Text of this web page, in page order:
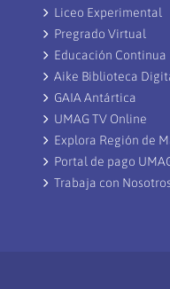
Liceo Experimental
Pregrado Virtual
Educación Continua
Aike Biblioteca
GAIA Antártica
UMAG TV Online
Explora Región de
Portal de pago
Trabaja con Nosotros